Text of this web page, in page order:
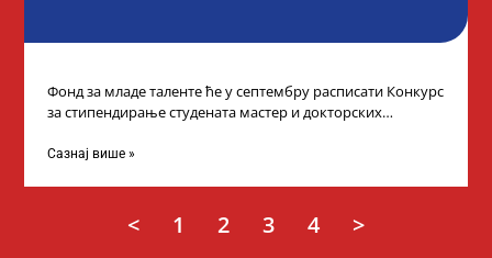
Фонд за младе таленте ће у септембру расписати Конкурс
за стипендирање студената мастер и докторских
Сазнај више »
< 1 2 3 4 >